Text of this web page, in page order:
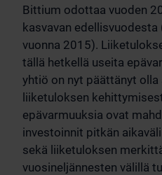
Bittium odottaa vuoden
kasvavan
vuonna 2015).
tällä hetkellä useita
yhtiö on nyt päättänyt
liiketuloksen
epävarmuuksia ovat
investoinnit pitkän
sekä liiketuloksen
vuosineljännesten välillä